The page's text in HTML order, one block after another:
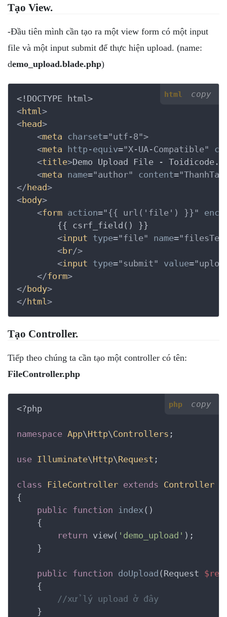
Tạo View.
-Đầu tiên mình cần tạo ra một view form có một input
file và một input submit để thực hiện upload. (name:
demo_upload.blade.php)
html copy
<!DOCTYPE html>
<html>
<head>
<meta charset="utf-8">
<meta http-equiv="X-UA-Compatible"
<title>Demo Upload File -
<meta name="author" content=
</ head>
<body>
<form action="{{ url('file') }}"
        {{ csrf_field() }}
<input type="file" name=
<br/>
<input type="submit" value=
</form>
</ body>
</ html>
Tạo Controller.
Tiếp theo chúng ta cần tạo một controller có tên:
FileController.php
php copy
<?php
namespace App\Http\Controllers ;
use Illuminate\Http\Request ;
class FileController extends Controller
{
public function index ()
    {
return view( 'demo_upload' );
    }
public function doUpload (Request
    {
//xử lý upload ở đây
    }